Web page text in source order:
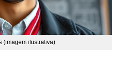
(imagem ilustrativa)